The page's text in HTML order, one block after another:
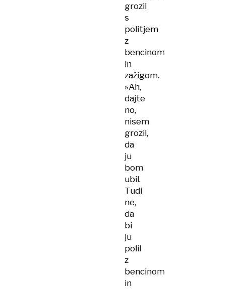
grozil
s
politjem
z
bencinom
in
zažigom.
»Ah,
dajte
no,
nisem
grozil,
da
ju
bom
ubil.
Tudi
ne,
da
bi
ju
polil
z
bencinom
in